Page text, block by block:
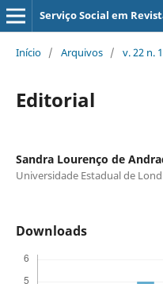
Serviço Social em
Início / Arquivos / v. 22 n.
Editorial
Sandra Lourenço de
Universidade Estadual de
Downloads